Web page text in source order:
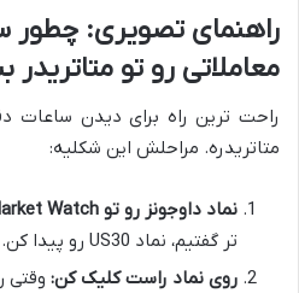
راهنمای تصویری: چطور
معاملاتی رو تو متاتریدر
راحت ترین راه برای دیدن ساعات
متاتریدره. مراحلش این شکلیه:
نماد داوجونز رو تو Market Watch پیدا کن:
تر گفتیم، نماد US30 رو پیدا کن.
روی نماد راست کلیک کن: